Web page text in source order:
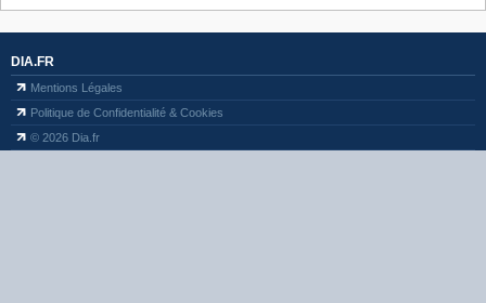
DIA.FR
Mentions Légales
Politique de Confidentialité & Cookies
© 2026 Dia.fr